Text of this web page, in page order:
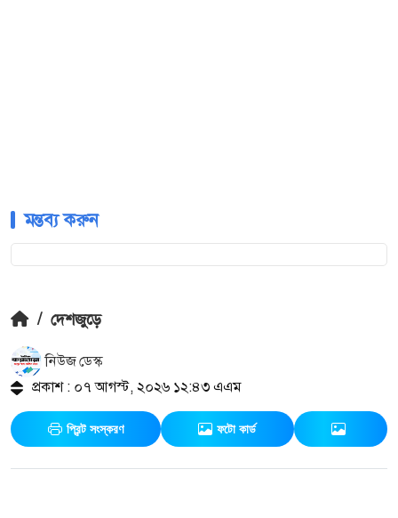
মন্তব্য করুন
/ দেশজুড়ে
নিউজ ডেস্ক
প্রকাশ : ০৭ আগস্ট, ২০২৬ ১২:৪৩ এএম
প্রিন্ট সংস্করণ ফটো কার্ড